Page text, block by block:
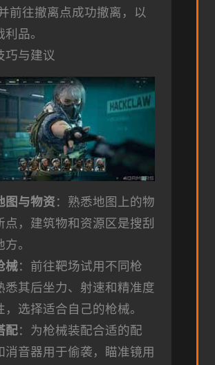
前往撤离点成功撤离，以
品。
巧与建议
图与物资：熟悉地图上的物
点，建筑物和资源区是搜刮
。
械：前往靶场试用不同枪
悉其后坐力、射速和精准度
，选择适合自己的枪械。
配：为枪械装配合适的配
消音器用于偷袭，瞄准镜用